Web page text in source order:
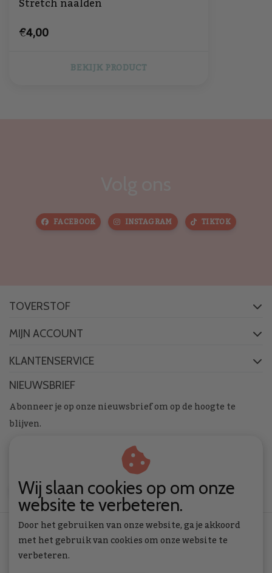
€4,00
BEKIJK PRODUCT
FACEBOOK INSTAGRAM TIKTOK
TOVERSTOF
MIJN ACCOUNT
KLANTENSERVICE
NIEUWSBRIEF
Abonneer je op onze nieuwsbrief om op de hoogte te
blijven.
ABONNEER
Wij slaan cookies op om onze
website te verbeteren.
Door het gebruiken van onze website, ga je akkoord
met het gebruik van cookies om onze website te
verbeteren.